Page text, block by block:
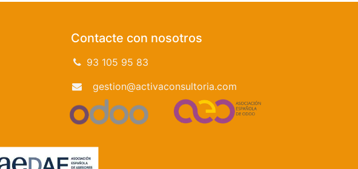
Contacte con nosotros
93 105 95 83
gestion@activaconsultoria.com